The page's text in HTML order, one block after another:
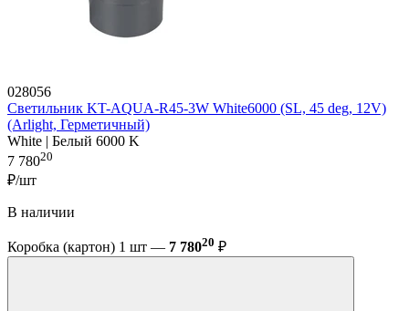
028056
Светильник KT-AQUA-R45-3W White6000 (SL, 45 deg, 12V)
(Arlight, Герметичный)
White | Белый 6000 K
7 78020
₽/шт
В наличии
Коробка (картон) 1 шт — 7 78020 ₽